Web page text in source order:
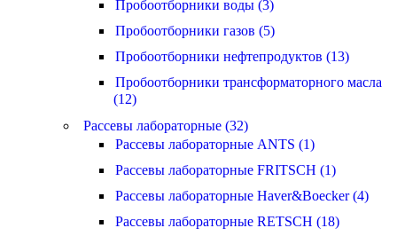
Пробоотборники воды (3)
Пробоотборники газов (5)
Пробоотборники нефтепродуктов (13)
Пробоотборники трансформаторного масла
(12)
Рассевы лабораторные (32)
Рассевы лабораторные ANTS (1)
Рассевы лабораторные FRITSCH (1)
Рассевы лабораторные Haver&Boecker (4)
Рассевы лабораторные RETSCH (18)